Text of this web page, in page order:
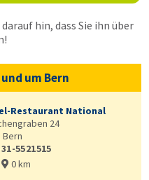
hin, dass Sie ihn über
um Bern
Restaurant National
24
Bern
5521515
 0 km